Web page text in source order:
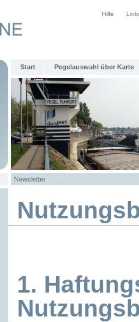
Hilfe
Start Pegelauswahl über Karte
Newsletter
1.